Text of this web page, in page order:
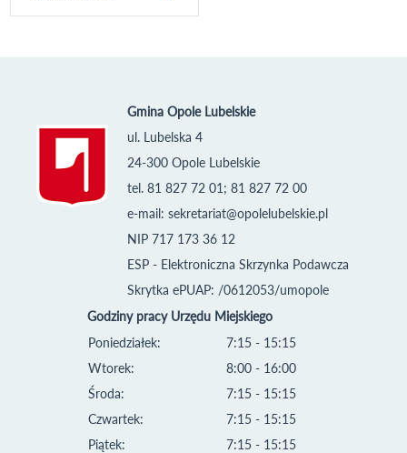
Gmina Opole Lubelskie
ul. Lubelska 4
24-300 Opole Lubelskie
tel. 81 827 72 01; 81 827 72 00
e-mail: sekretariat@opolelubelskie.pl
NIP 717 173 36 12
ESP - Elektroniczna Skrzynka Podawcza
Skrytka ePUAP: /0612053/umopole
Godziny pracy Urzędu Miejskiego
Poniedziałek:
Wtorek:
Środa:
Czwartek:
Piątek:
7:15 - 15:15
8:00 - 16:00
7:15 - 15:15
7:15 - 15:15
7:15 - 15:15